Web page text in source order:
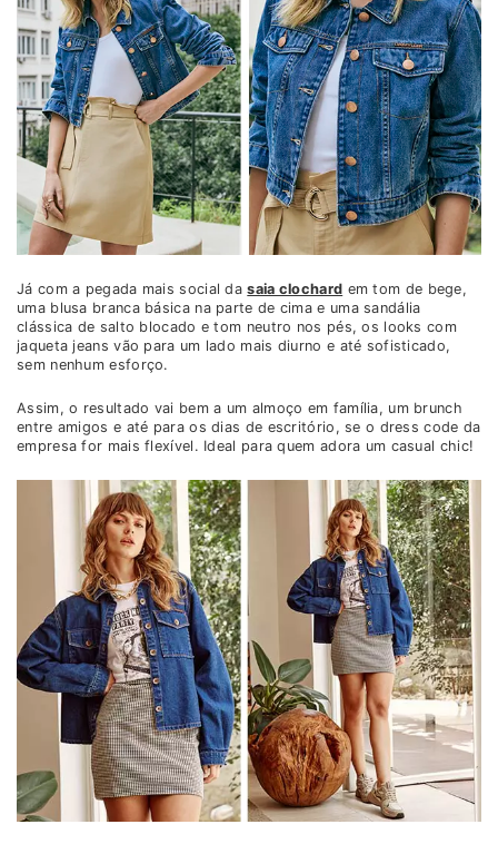
Já com a pegada mais social dasaia clochard em tom de bege,
uma blusa branca básica na parte de cima e uma sandália
clássica de salto blocado e tom neutro nos pés, os looks com
jaqueta jeans vão para um lado mais diurno e até sofisticado,
sem nenhum esforço.
Assim, o resultado vai bem a um almoço em família, um brunch
entre amigos e até para os dias de escritório, se o dress code da
empresa for mais flexível. Ideal para quem adora um casual chic!